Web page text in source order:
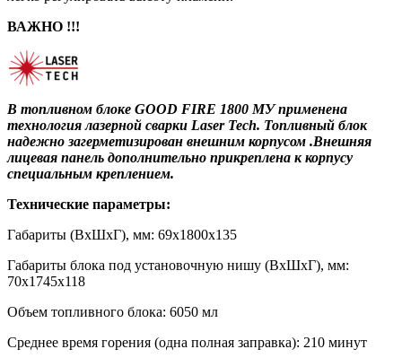
ВАЖНО !!!
В топливном блоке GOOD FIRE 1800 МУ применена
технология лазерной сварки Laser Tech. Топливный блок
надежно загерметизирован внешним корпусом .Внешняя
лицевая панель дополнительно прикреплена к корпусу
специальным креплением.
Технические параметры:
Габариты (ВхШхГ), мм: 69х1800х135
Габариты блока под установочную нишу (ВхШхГ), мм:
70х1745х118
Объем топливного блока: 6050 мл
Среднее время горения (одна полная заправка): 210 минут